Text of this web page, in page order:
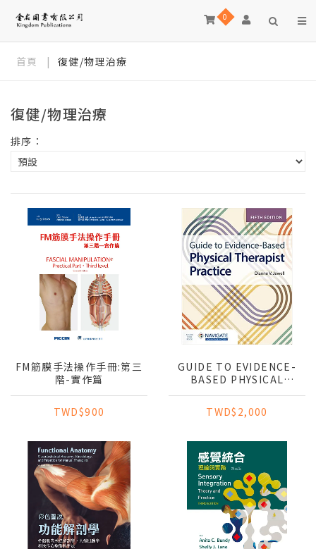
0
首頁 | 復健/物理治療
復健/物理治療
排序：
FM筋膜手法操作手冊:第三
階-實作篇
TWD$900
GUIDE TO EVIDENCE-
BASED PHYSICAL
THERAPIST PRACTICE
TWD$2,000